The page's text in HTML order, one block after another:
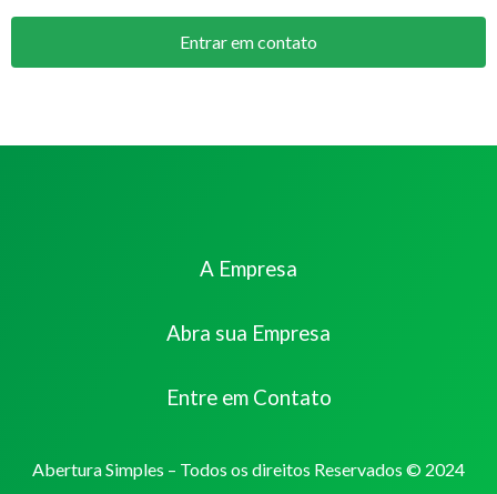
Entrar em contato
A Empresa
Abra sua Empresa
Entre em Contato
Abertura Simples – Todos os direitos Reservados © 2024